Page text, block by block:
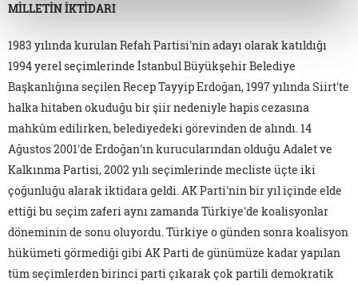
MİLLETİN İKTİDARI
1983 yılında kurulan Refah Partisi'nin adayı olarak katıldığı
1994 yerel seçimlerinde İstanbul Büyükşehir Belediye
Başkanlığına seçilen Recep Tayyip Erdoğan, 1997 yılında Siirt'te
halka hitaben okuduğu bir şiir nedeniyle hapis cezasına
mahkûm edilirken, belediyedeki görevinden de alındı. 14
Ağustos 2001'de Erdoğan'ın kurucularından olduğu Adalet ve
Kalkınma Partisi, 2002 yılı seçimlerinde mecliste üçte iki
çoğunluğu alarak iktidara geldi. AK Parti'nin bir yıl içinde elde
ettiği bu seçim zaferi aynı zamanda Türkiye'de koalisyonlar
döneminin de sonu oluyordu. Türkiye o günden sonra koalisyon
hükümeti görmediği gibi AK Parti de günümüze kadar yapılan
tüm seçimlerden birinci parti çıkarak çok partili demokratik